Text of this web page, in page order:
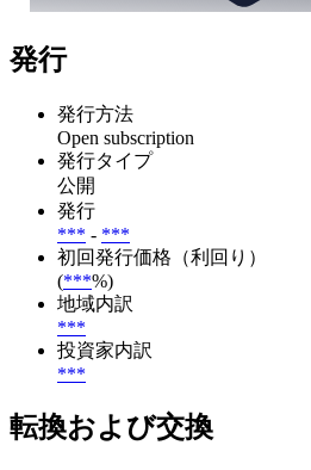
発行
発行方法
Open subscription
発行タイプ
公開
発行
*** - ***
初回発行価格（利回り）
(***%)
地域内訳
***
投資家内訳
***
転換および交換